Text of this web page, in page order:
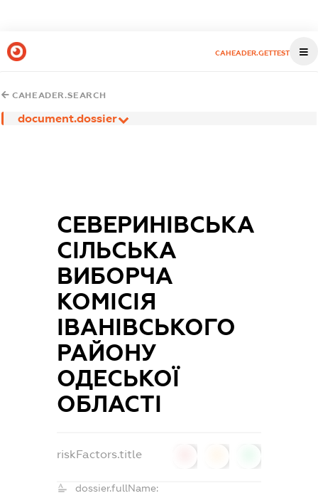
CAHEADER.GETTEST
CAHEADER.SEARCH
document.dossier
СЕВЕРИНІВСЬКА
СІЛЬСЬКА
ВИБОРЧА
КОМІСІЯ
ІВАНІВСЬКОГО
РАЙОНУ
ОДЕСЬКОЇ
ОБЛАСТІ
riskFactors.title
dossier.fullName: